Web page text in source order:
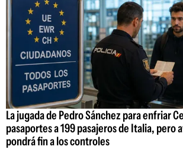
La jugada de Pedro Sánchez para enfriar
pasaportes a 199 pasajeros de Italia, pero
pondrá fin a los controles